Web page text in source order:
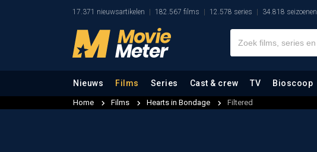
17.371 nieuwsartikelen 182.567 films 12.578 series 34.818 seizoenen
Nieuws Films Series Cast & crew TV Bioscoop
Home Films Hearts in Bondage Filtered